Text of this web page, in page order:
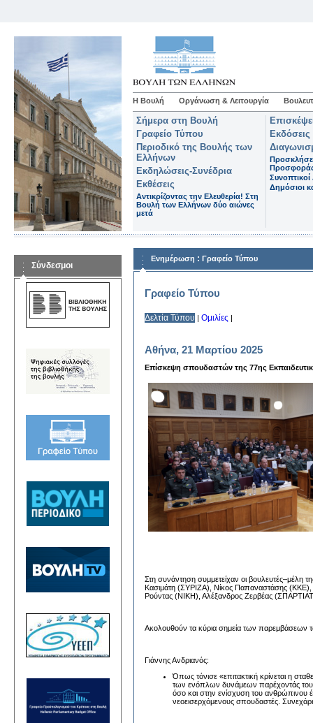
Η Βουλή Οργάνωση & Λειτουργία
Σήμερα στη Βουλή
Γραφείο Τύπου
Περιοδικό της Βουλής των
Ελλήνων
Εκδηλώσεις-Συνέδρια
Εκθέσεις
Αντικρίζοντας την Ελευθερία! Στη
Βουλή των Ελλήνων δύο αιώνες
μετά
Εκδόσεις
Δημόσιοι
Σύνδεσμοι
Ενημέρωση : Γραφείο Τύπου
Γραφείο Τύπου
Δελτία Τύπου | Ομιλίες |
Αθήνα, 21 Μαρτίου 2025
Επίσκεψη σπουδαστών της 77ης
Στη συνάντηση συμμετείχαν οι
Κασιμάτη (ΣΥΡΙΖΑ), Νίκος Παπαναστάσης
Ρούντας (ΝΙΚΗ), Αλέξανδρος Ζερβέας
Ακολουθούν τα κύρια σημεία των παρεμβάσεων
Γιάννης Ανδριανός:
Όπως τόνισε «επιτακτική κρίνεται η
των ενόπλων δυνάμεων παρέχοντάς τους
όσο και στην ενίσχυση του ανθρώπινου
νεοεισερχόμενους σπουδαστές.